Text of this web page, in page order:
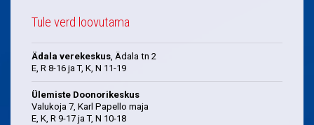
Tule verd loovutama
Ädala verekeskus, Ädala tn 2
E, R 8-16 ja T, K, N 11-19
Ülemiste Doonorikeskus
Valukoja 7, Karl Papello maja
E, K, R 9-17 ja T, N 10-18